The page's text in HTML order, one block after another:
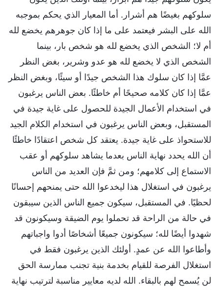
سلوكهم بغيضًا هم أشرار. أما المعيار الذي يحكم بموجبه
الله على البشر فيعتمد على ما إذا كان جوهرهم يخضع لله
أم لا؛ الشخص الذي يخضع لله هو شخص بار، بينما
الشخص الذي لا يخضع لله هو عدو وشرير، بغض النظر
عمَّا إذا كان سلوك هذا الشخص جيدًا أو سيئًا، وبغض النظر
عمَّا إذا كان كلامه صحيحًا أم خاطئًا. بعض الناس يرغبون
في استخدام الأعمال الجيدة للحصول على غاية جيدة في
المستقبل، وبعض الناس يرغبون في استخدام الكلام الجيد
للاستحواذ على غاية جيدة. يعتقد كل شخص اعتقادًا خاطئًا
أن الله يحدد نهاية الناس بعدما يشاهد سلوكهم أو عقب
الاستماع إلى كلامهم؛ ومن ثمَّ فإن العديد من الناس
يرغبون في استغلال هذا ليخدعوا الله حتى يمنحهم إحسانًا
لحظيًا. في المستقبل، سيكون جميع الناس الذين سيبقون
في حالة من الراحة قد تحملوا يوم الضيقة وسيكونون قد
شهدوا أيضًا لله؛ سيكونون جميعًا أشخاصًا أدوا واجباتهم
وأطاعوا الله عن عمدٍ. أولئك الذين يرغبون فقط في
استغلال الفرصة للقيام بخدمة بنية تجنب ممارسة الحق
لن يُسمح لهم بالبقاء. الله لديه معايير مناسبة لترتيب نهاية